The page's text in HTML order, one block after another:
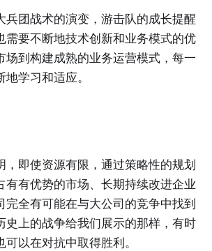
兵团战术的演变，游击队的成长提醒
需要不断地技术创新和业务模式的优
场到构建成熟的业务运营模式，每一
学习和适应。
，即使资源有限，通过策略性的规划
有有优势的市场、长期持续改进企业
完全有可能在与大公司的竞争中找到
史上的战争给我们展示的那样，有时
以在对抗中取得胜利。